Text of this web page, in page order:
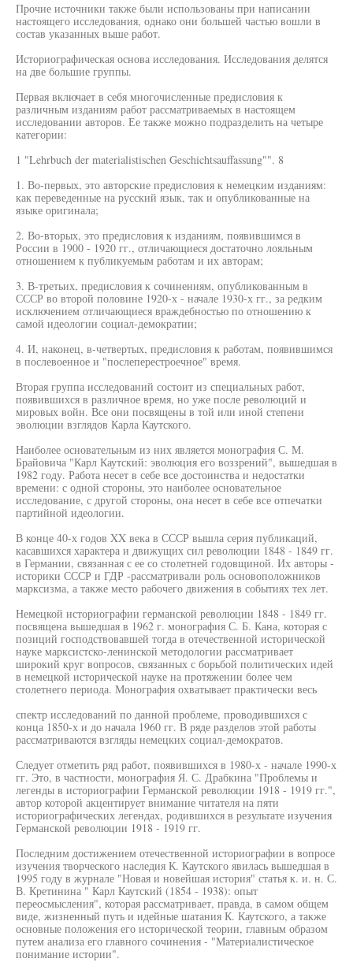
Прочие источники также были использованы при написании
настоящего исследования, однако они большей частью вошли в
состав указанных выше работ.
Историографическая основа исследования. Исследования делятся
на две большие группы.
Первая включает в себя многочисленные предисловия к
различным изданиям работ рассматриваемых в настоящем
исследовании авторов. Ее также можно подразделить на четыре
категории:
1 "Lehrbuch der materialistischen Geschichtsauffassung"". 8
1. Во-первых, это авторские предисловия к немецким изданиям:
как переведенные на русский язык, так и опубликованные на
языке оригинала;
2. Во-вторых, это предисловия к изданиям, появившимся в
России в 1900 - 1920 гг., отличающиеся достаточно лояльным
отношением к публикуемым работам и их авторам;
3. В-третьих, предисловия к сочинениям, опубликованным в
СССР во второй половине 1920-х - начале 1930-х гг., за редким
исключением отличающиеся враждебностью по отношению к
самой идеологии социал-демократии;
4. И, наконец, в-четвертых, предисловия к работам, появившимся
в послевоенное и "послеперестроечное" время.
Вторая группа исследований состоит из специальных работ,
появившихся в различное время, но уже после революций и
мировых войн. Все они посвящены в той или иной степени
эволюции взглядов Карла Каутского.
Наиболее основательным из них является монография С. М.
Брайовича "Карл Каутский: эволюция его воззрений", вышедшая в
1982 году. Работа несет в себе все достоинства и недостатки
времени: с одной стороны, это наиболее основательное
исследование, с другой стороны, она несет в себе все отпечатки
партийной идеологии.
В конце 40-х годов XX века в СССР вышла серия публикаций,
касавшихся характера и движущих сил революции 1848 - 1849 гг.
в Германии, связанная с ее со столетней годовщиной. Их авторы -
историки СССР и ГДР -рассматривали роль основоположников
марксизма, а также место рабочего движения в событиях тех лет.
Немецкой историографии германской революции 1848 - 1849 гг.
посвящена вышедшая в 1962 г. монография С. Б. Кана, которая с
позиций господствовавшей тогда в отечественной исторической
науке марксистско-ленинской методологии рассматривает
широкий круг вопросов, связанных с борьбой политических идей
в немецкой исторической науке на протяжении более чем
столетнего периода. Монография охватывает практически весь
спектр исследований по данной проблеме, проводившихся с
конца 1850-х и до начала 1960 гг. В ряде разделов этой работы
рассматриваются взгляды немецких социал-демократов.
Следует отметить ряд работ, появившихся в 1980-х - начале 1990-х
гг. Это, в частности, монография Я. С. Драбкина "Проблемы и
легенды в историографии Германской революции 1918 - 1919 гг.",
автор которой акцентирует внимание читателя на пяти
историографических легендах, родившихся в результате изучения
Германской революции 1918 - 1919 гг.
Последним достижением отечественной историографии в вопросе
изучения творческого наследия К. Каутского явилась вышедшая в
1995 году в журнале "Новая и новейшая история" статья к. и. н. С.
В. Кретинина " Карл Каутский (1854 - 1938): опыт
переосмысления", которая рассматривает, правда, в самом общем
виде, жизненный путь и идейные шатания К. Каутского, а также
основные положения его исторической теории, главным образом
путем анализа его главного сочинения - "Материалистическое
понимание истории".